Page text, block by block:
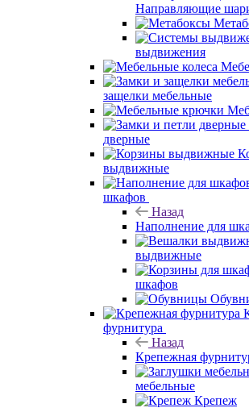
Направляющие
выдвижения
защелки мебельные
дверные
выдвижные
шкафов
Назад
Наполнение для
выдвижные
шкафов
фурнитура
Назад
Крепежная
мебельные
Крепеж